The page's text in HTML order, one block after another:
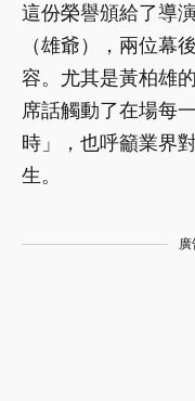
這份榮譽頒給了導
（雄爺），兩位幕
容。尤其是黃柏雄
席話觸動了在場每
時」，也呼籲業界
生。
廣